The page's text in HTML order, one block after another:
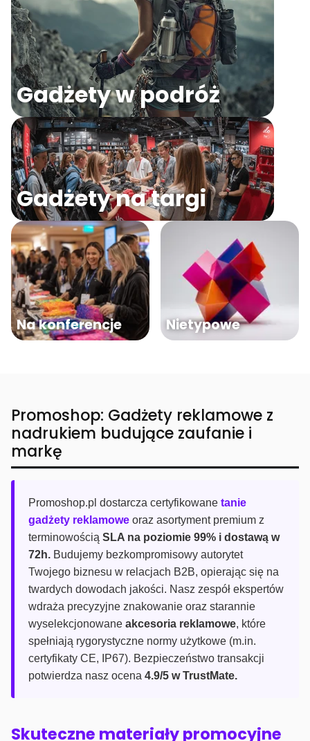
Gadżety w podróż
Gadżety na targi
Na konferencje Nietypowe
Promoshop: Gadżety reklamowe z
nadrukiem budujące zaufanie i
markę
Promoshop.pl dostarcza certyfikowane tanie
gadżety reklamowe oraz asortyment premium z
terminowością SLA na poziomie 99% i dostawą w
72h. Budujemy bezkompromisowy autorytet
Twojego biznesu w relacjach B2B, opierając się na
twardych dowodach jakości. Nasz zespół ekspertów
wdraża precyzyjne znakowanie oraz starannie
wyselekcjonowane akcesoria reklamowe, które
spełniają rygorystyczne normy użytkowe (m.in.
certyfikaty CE, IP67). Bezpieczeństwo transakcji
potwierdza nasz ocena 4.9/5 w TrustMate.
Skuteczne materiały promocyjne